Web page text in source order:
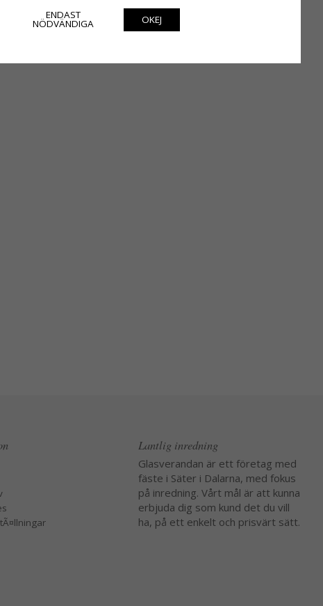
Lantlig inredning
Glasverandan är ett företag med
fäste i Säter i Dalarna, med fokus
på inredning. Vårt mål är att kunna
erbjuda dig som kund det du vill
ha, på ett enkelt och prisvärt sätt.
ENDAST
NÖDVÄNDIGA OKEJ